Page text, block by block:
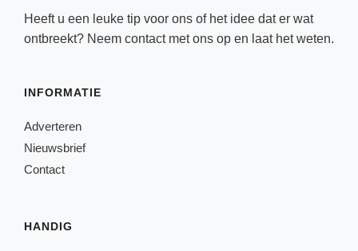
Heeft u een leuke tip voor ons of het idee dat er wat
ontbreekt? Neem contactmet ons op en laat het weten.
INFORMATIE
Adverteren
Nieuwsbrief
Contact
HANDIG